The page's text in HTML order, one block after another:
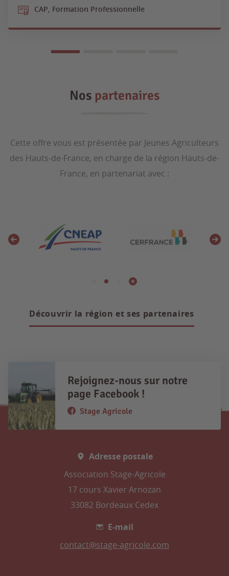
CAP, Formation Professionnelle
Nos partenaires
Cette offre vous est présentée par Jeunes Agriculteurs
des Hauts-de-France, en charge de la région Hauts-de-
France, en partenariat avec :
Découvrir la région et ses partenaires
Rejoignez-nous sur notre
page Facebook !
Stage Agricole
Adresse postale
Association Stage-Agricole
17 cours Xavier Arnozan
33082 Bordeaux Cedex
E-mail
contact@stage-agricole.com